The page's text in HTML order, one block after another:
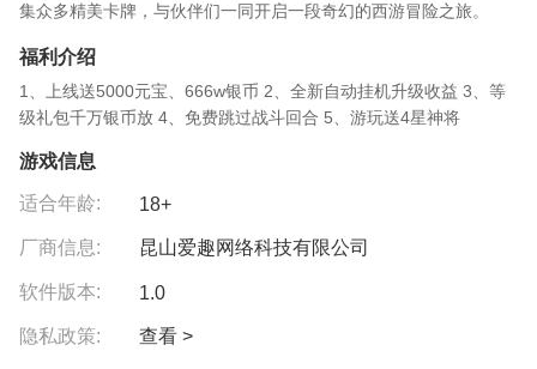
集众多精美卡牌，与伙伴们一同开启一段奇幻的西游冒险之旅。
福利介绍
1、上线送5000元宝、666w银币 2、全新自动挂机升级收益 3、等
级礼包千万银币放 4、免费跳过战斗回合 5、游玩送4星神将
游戏信息
适合年龄: 18+
厂商信息: 昆山爱趣网络科技有限公司
软件版本: 1.0
隐私政策: 查看 >